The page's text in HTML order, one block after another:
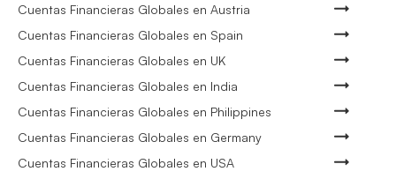
Cuentas Financieras Globales en Austria
Cuentas Financieras Globales en Spain
Cuentas Financieras Globales en UK
Cuentas Financieras Globales en India
Cuentas Financieras Globales en Philippines
Cuentas Financieras Globales en Germany
Cuentas Financieras Globales en USA